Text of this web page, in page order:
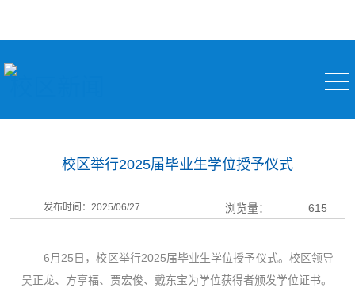
校区举行2025届毕业生学位授予仪式
发布时间：2025/06/27 浏览量： 615
6月25日，校区举行2025届毕业生学位授予仪式。校区领导
吴正龙、方亨福、贾宏俊、戴东宝为学位获得者颁发学位证书。